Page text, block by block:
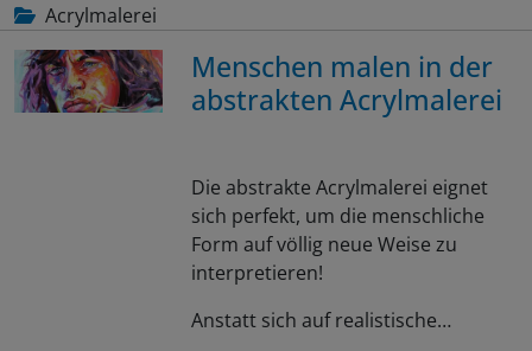
Acrylmalerei
Menschen malen in der
abstrakten Acrylmalerei
Die abstrakte Acrylmalerei eignet
sich perfekt, um die menschliche
Form auf völlig neue Weise zu
interpretieren!
Anstatt sich auf realistische…